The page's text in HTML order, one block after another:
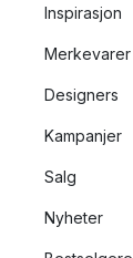
Inspirasjon
Merkevarer
Designers
Kampanjer
Salg
Nyheter